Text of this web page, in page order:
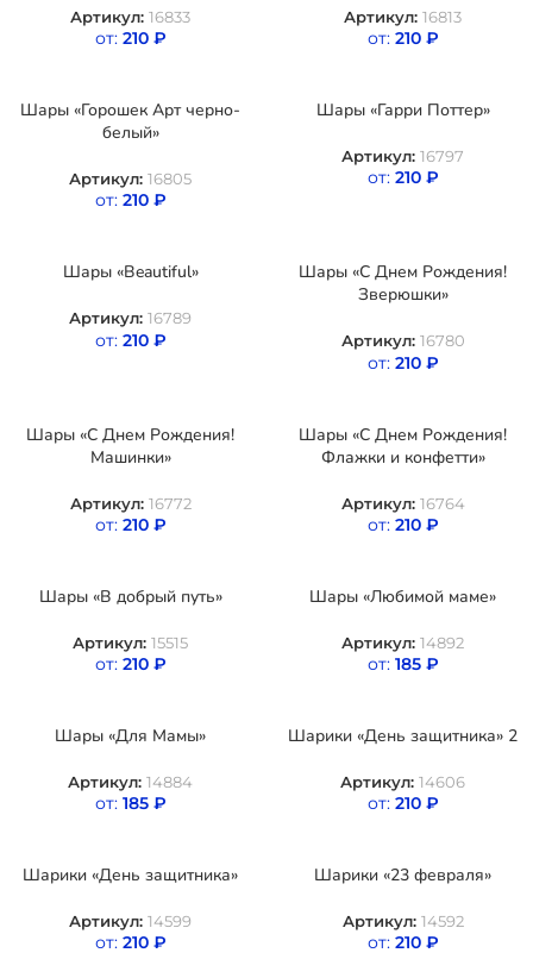
Артикул: 16833
от: 210 ₽
Артикул: 16813
от: 210 ₽
Шары «Горошек Арт черно-
белый»
Артикул: 16805
от: 210 ₽
Шары «Гарри Поттер»
Артикул: 16797
от: 210 ₽
Шары «Beautiful»
Артикул: 16789
от: 210 ₽
Шары «С Днем Рождения!
Зверюшки»
Артикул: 16780
от: 210 ₽
Шары «С Днем Рождения!
Машинки»
Артикул: 16772
от: 210 ₽
Шары «С Днем Рождения!
Флажки и конфетти»
Артикул: 16764
от: 210 ₽
Шары «В добрый путь»
Артикул: 15515
от: 210 ₽
Шары «Любимой маме»
Артикул: 14892
от: 185 ₽
Шары «Для Мамы»
Артикул: 14884
от: 185 ₽
Шарики «День защитника» 2
Артикул: 14606
от: 210 ₽
Шарики «День защитника»
Артикул: 14599
от: 210 ₽
Шарики «23 февраля»
Артикул: 14592
от: 210 ₽